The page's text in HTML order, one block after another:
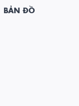
BẢN ĐỒ